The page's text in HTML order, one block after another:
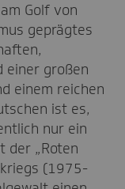
Golf von
geprägtes
einer großen
einem reichen
ist es,
nur ein
der „Roten
(1975-